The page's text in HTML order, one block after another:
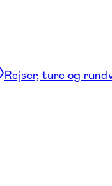
Rejser, ture og